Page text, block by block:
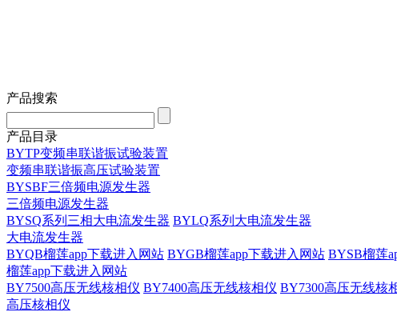
产品搜索
产品目录
BYTP变频串联谐振试验装置
变频串联谐振高压试验装置
BYSBF三倍频电源发生器
三倍频电源发生器
BYSQ系列三相大电流发生器 BYLQ系列大电流发生器
大电流发生器
BYQB榴莲app下载进入网站 BYGB榴莲app下载进入网站 BYSB榴莲
榴莲app下载进入网站
BY7500高压无线核相仪 BY7400高压无线核相仪 BY7300高压无线核
高压核相仪